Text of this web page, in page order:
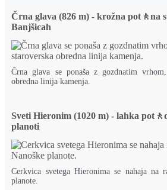
Črna glava (826 m) - krožna pot🚶na
Banjšicah
Črna glava se ponaša z gozdnatim
obredna linija kamenja.
Sveti Hieronim (1020 m) - lahka
planoti
Cerkvica svetega Hieronima se nahaja na
planote.